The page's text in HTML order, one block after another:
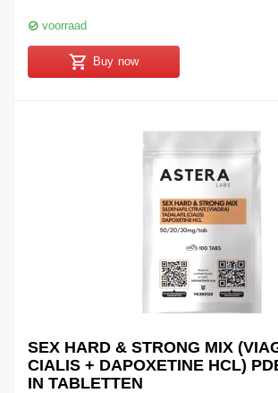
voorraad
Buy now
SEX HARD & STRONG MIX
CIALIS + DAPOXETINE HCL)
IN TABLETTEN